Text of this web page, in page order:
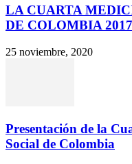
LA CUARTA
DE COLOMBIA 2017
25 noviembre, 2020
Presentación de la
Social de Colombia